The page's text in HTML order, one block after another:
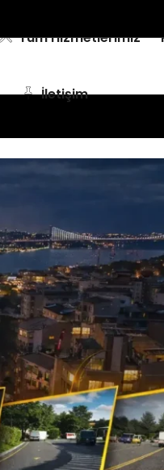
Tüm Hizmetlerimiz
İletişim